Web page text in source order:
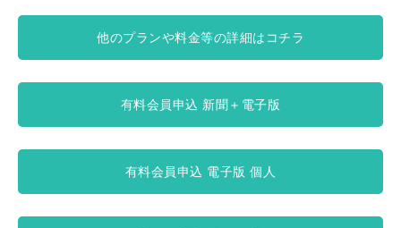
他のプランや料金等の詳細はコチラ
有料会員申込 新聞＋電子版
有料会員申込 電子版 個人